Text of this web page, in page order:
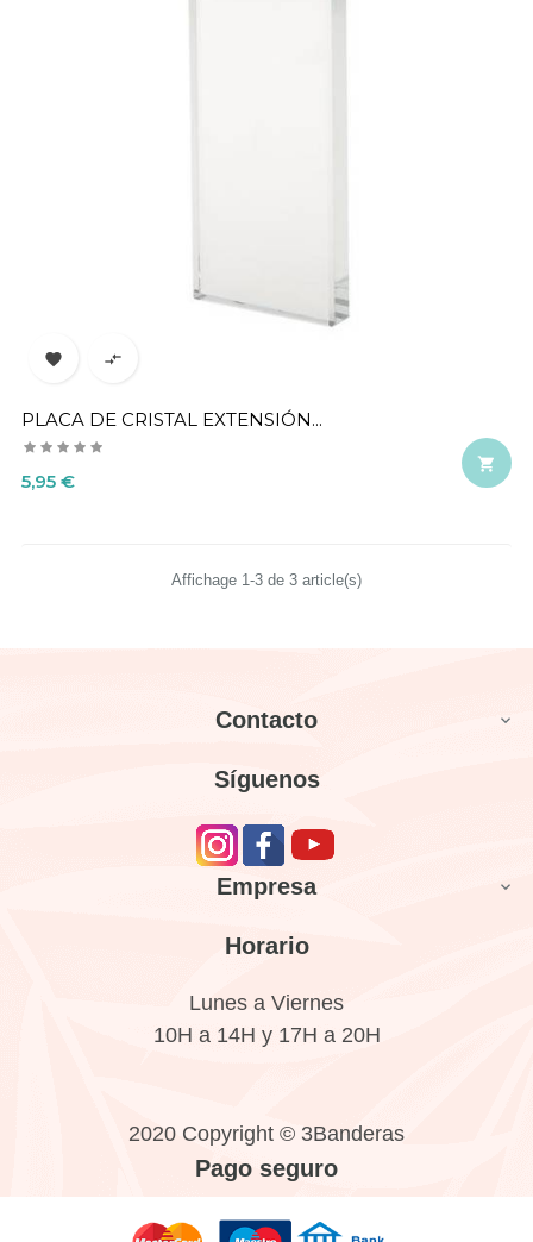
 
PLACA DE CRISTAL EXTENSIÓN...
Precio
5,95 €

Affichage 1-3 de 3 article(s)
Contacto 
Síguenos
Empresa 
Horario
Lunes a Viernes
10H a 14H y 17H a 20H
2020 Copyright © 3Banderas
Pago seguro